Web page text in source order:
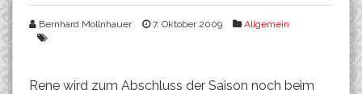
Bernhard Mollnhauer 7. Oktober 2009 Allgemein
Rene wird zum Abschluss der Saison noch beim